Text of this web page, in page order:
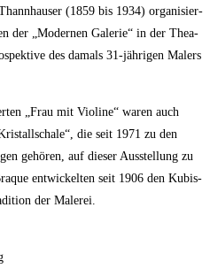
(1859 bis 1934) orga­ni­sier­
der „Moder­nen Gale­rie“ in der Thea­
des damals 31-jäh­ri­gen Malers
„Frau mit Vio­li­ne“ waren auch
die seit 1971 zu den
gehö­ren, auf die­ser Aus­stel­lung zu
ent­wi­ckel­ten seit 1906 den Kubis­
der Malerei.